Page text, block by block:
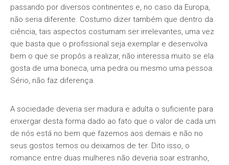
passando por diversos continentes e, no caso da Europa,
não seria diferente. Costumo dizer também que dentro da
ciência, tais aspectos costumam ser irrelevantes, uma vez
que basta que o profissional seja exemplar e desenvolva
bem o que se propôs a realizar, não interessa muito se ela
gosta de uma boneca, uma pedra ou mesmo uma pessoa.
Sério, não faz diferença.
A sociedade deveria ser madura e adulta o suficiente para
enxergar desta forma dado ao fato que o valor de cada um
de nós está no bem que fazemos aos demais e não no
seus gostos temos ou deixamos de ter. Dito isso, o
romance entre duas mulheres não deveria soar estranho,